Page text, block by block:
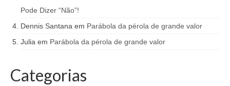
Pode Dizer “Não”!
Dennis Santana em Parábola da pérola de grande valor
Julia em Parábola da pérola de grande valor
Categorias